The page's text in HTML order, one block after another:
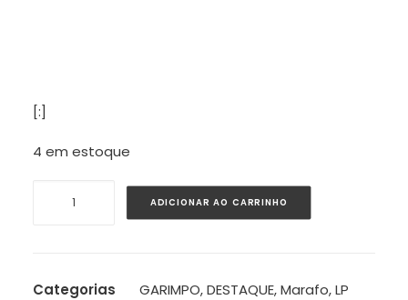
[:]
4 em estoque
AMBRÓSIO
ADICIONAR AO CARRINHO
Categorias GARIMPO,DESTAQUE,Marafo,LP